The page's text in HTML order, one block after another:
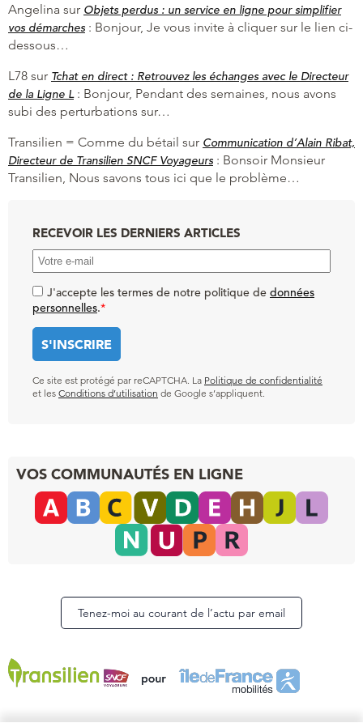
Angelina sur Objets perdus : un service en ligne pour simplifier
vos démarches : Bonjour, Je vous invite à cliquer sur le lien ci-
dessous…
L78 sur Tchat en direct : Retrouvez les échanges avec le Directeur
de la Ligne L : Bonjour, Pendant des semaines, nous avons
subi des perturbations sur…
Transilien = Comme du bétail sur Communication d’Alain Ribat,
Directeur de Transilien SNCF Voyageurs : Bonsoir Monsieur
Transilien, Nous savons tous ici que le problème…
RECEVOIR LES DERNIERS ARTICLES
J'accepte les termes de notre politique de données
personnelles.*
Ce site est protégé par reCAPTCHA. La Politique de confidentialité
et les Conditions d’utilisation de Google s’appliquent.
VOS COMMUNAUTÉS EN LIGNE
Tenez-moi au courant de l’actu par email